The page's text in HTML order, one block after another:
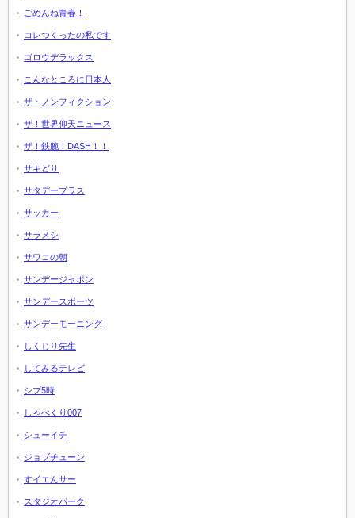
ごめんね青春！
コレつくったの私です
ゴロウデラックス
こんなところに日本人
ザ・ノンフィクション
ザ！世界仰天ニュース
ザ！鉄腕！DASH！！
サキどり
サタデープラス
サッカー
サラメシ
サワコの朝
サンデージャポン
サンデースポーツ
サンデーモーニング
しくじり先生
してみるテレビ
シブ5時
しゃべくり007
シューイチ
ジョブチューン
すイエんサー
スタジオパーク